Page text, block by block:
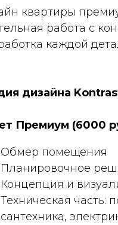
квартиры
работа с
каждой
дизайна
Премиум (6000
Обмер помещения
Планировочное
Концепция и
Техническая часть:
сантехника,